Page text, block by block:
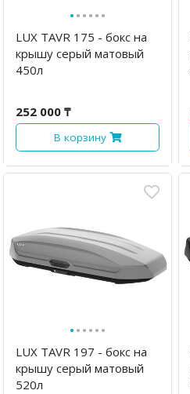
······
LUX TAVR 175 - бокс на
крышу серый матовый
450л
252 000 ₸
В корзину
······
LUX TAVR 197 - бокс на
крышу серый матовый
520л